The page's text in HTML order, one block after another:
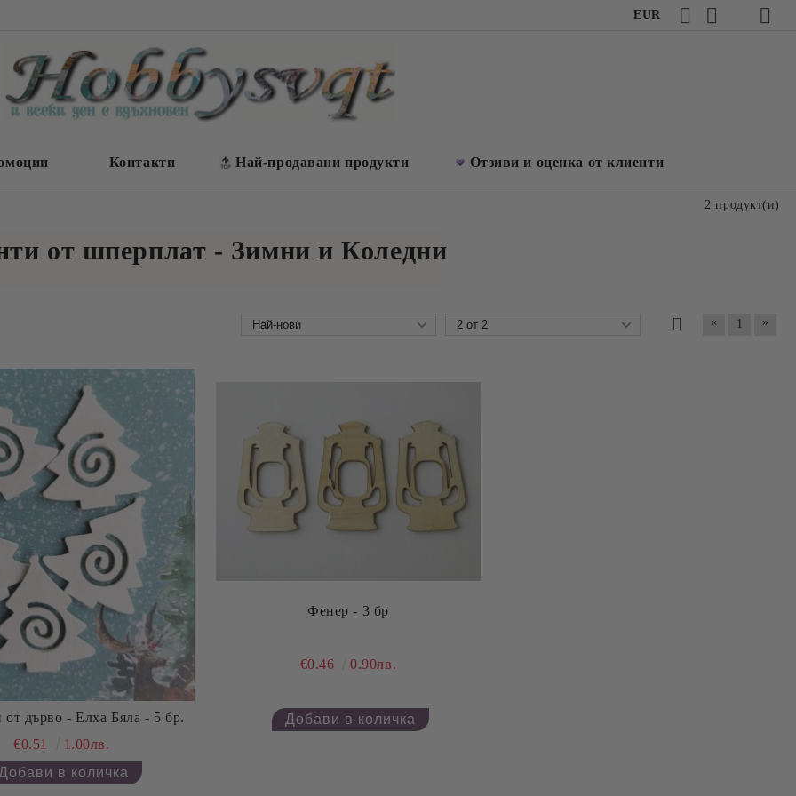
EUR
Контакти Най-продавани продукти Отзиви и оценка от клиенти
от шперплат - Зимни и Коледни
2 продукт(и)
« 1 »
от дърво - Елха Бяла - 5 бр.
€0.51
1.00лв.
Фенер - 3 бр
€0.46 0.90лв.